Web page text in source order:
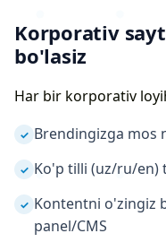
Korporativ
bo'lasiz
Har bir korporativ
✓ Brendingizga mos
✓ Ko'p tilli (uz/ru/en)
✓ Kontentni o'zingiz
panel/CMS